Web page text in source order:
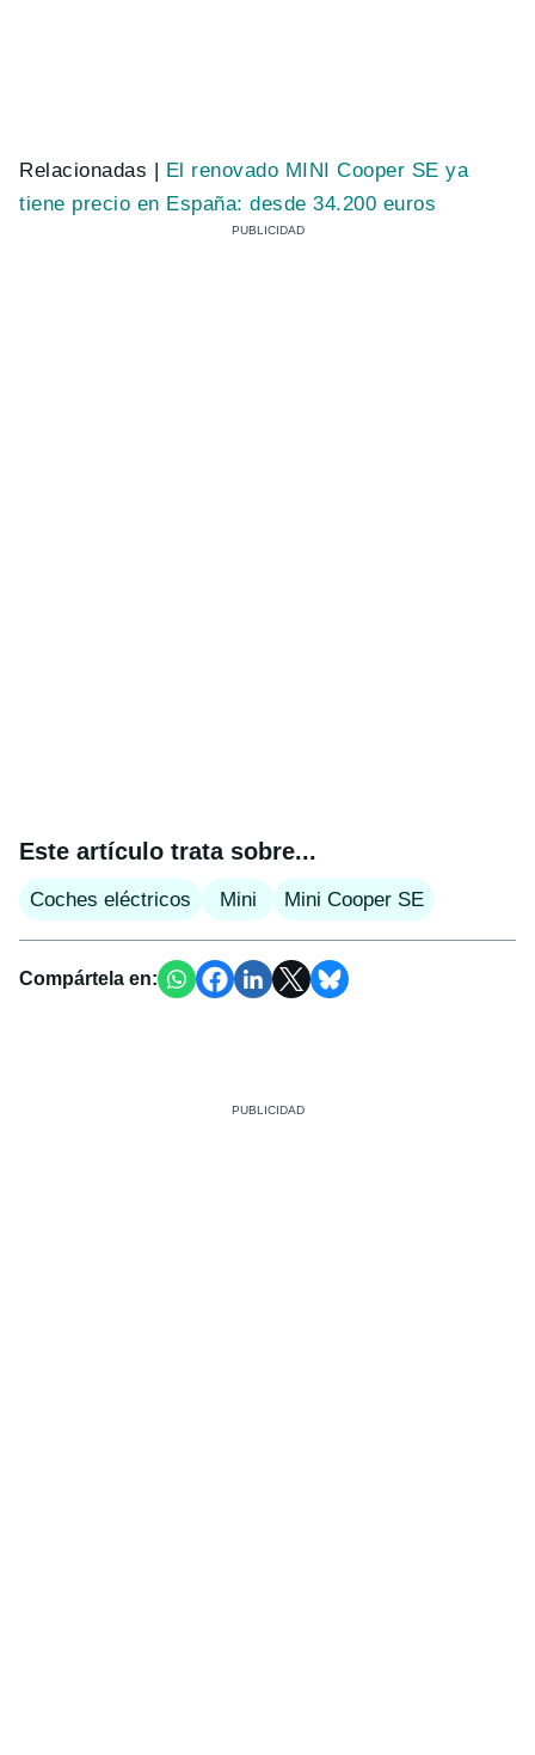
Relacionadas | El renovado MINI Cooper SE ya
tiene precio en España: desde 34.200 euros
Este artículo trata sobre...
Coches eléctricos Mini Mini Cooper SE
Compártela en: